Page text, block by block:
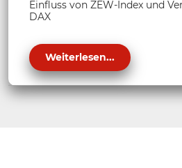
Einfluss von ZEW-Index und
DAX
Weiterlesen...